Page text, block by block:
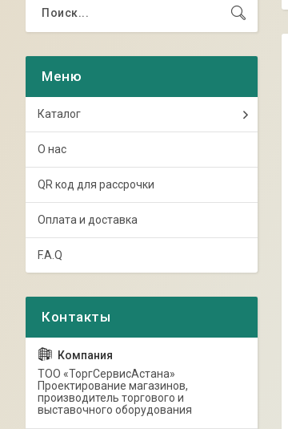
Каталог
О нас
QR код для рассрочки
Оплата и доставка
F.A.Q
ТОО «ТоргСервисАстана»
Проектирование магазинов,
производитель торгового и
выставочного оборудования